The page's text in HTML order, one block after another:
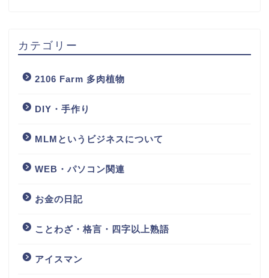
カテゴリー
2106 Farm 多肉植物
DIY・手作り
MLMというビジネスについて
WEB・パソコン関連
お金の日記
ことわざ・格言・四字以上熟語
アイスマン